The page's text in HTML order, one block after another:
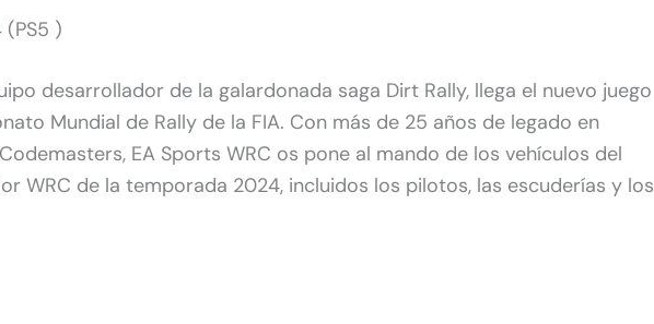
(PS5 )
desarrollador de la galardonada saga Dirt Rally, llega el nuevo juego
Mundial de Rally de la FIA. Con más de 25 años de legado en
EA Sports WRC os pone al mando de los vehículos del
WRC de la temporada 2024, incluidos los pilotos, las escuderías y los